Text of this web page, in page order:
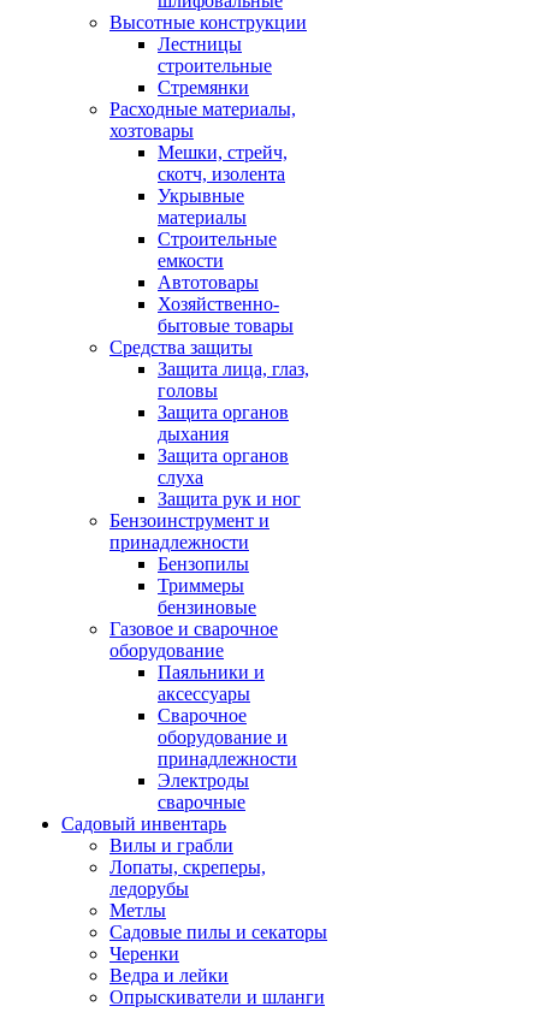
Высотные конструкции
Лестницы
строительные
Стремянки
Расходные материалы,
хозтовары
Мешки, стрейч,
скотч, изолента
Укрывные
материалы
Строительные
емкости
Автотовары
Хозяйственно-
бытовые товары
Средства защиты
Защита лица, глаз,
головы
Защита органов
дыхания
Защита органов
слуха
Защита рук и ног
Бензоинструмент и
принадлежности
Бензопилы
Триммеры
бензиновые
Газовое и сварочное
оборудование
Паяльники и
аксессуары
Сварочное
оборудование и
принадлежности
Электроды
сварочные
Садовый инвентарь
Вилы и грабли
Лопаты, скреперы,
ледорубы
Метлы
Садовые пилы и секаторы
Черенки
Ведра и лейки
Опрыскиватели и шланги